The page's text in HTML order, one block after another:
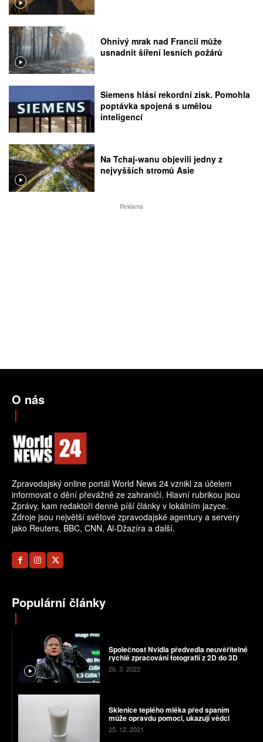
Ohnivý mrak nad Francií může
usnadnit šíření lesních požárů
Siemens hlásí rekordní zisk. Pomohla
poptávka spojená s umělou
inteligencí
Na Tchaj-wanu objevili jedny z
nejvyšších stromů Asie
Reklama
O nás
Zpravodajský online portál World News 24 vznikl za účelem
informovat o dění převážně ze zahraničí. Hlavní rubrikou jsou
Zprávy, kam redaktoři denně píší články v lokálním jazyce.
Zdroje jsou největší světové zpravodajské agentury a servery
jako Reuters, BBC, CNN, Al-Džazíra a další.
Populární články
Společnost Nvidia předvedla neuvěřitelné
rychlé zpracování fotografií z 2D do 3D
26. 3. 2022
Sklenice teplého mléka před spaním
může opravdu pomoci, ukazují vědci
25. 12. 2021